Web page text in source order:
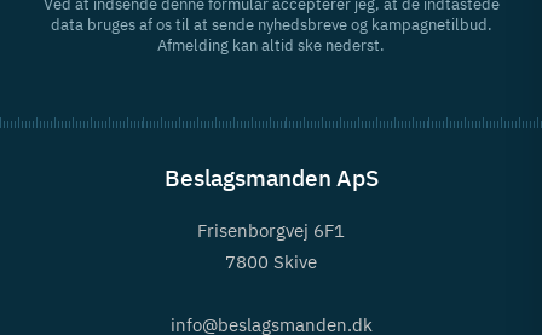
Ved at indsende denne formular accepterer jeg, at de indtastede
data bruges af os til at sende nyhedsbreve og kampagnetilbud.
Afmelding kan altid ske nederst.
Beslagsmanden ApS
Frisenborgvej 6F1
7800 Skive
info@beslagsmanden.dk